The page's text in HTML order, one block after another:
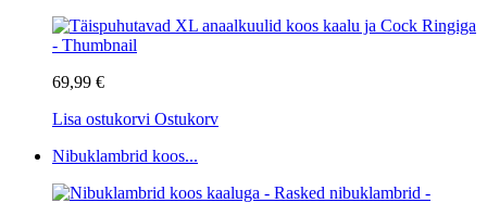
69,99 €
Lisa ostukorvi Ostukorv
Nibuklambrid koos...